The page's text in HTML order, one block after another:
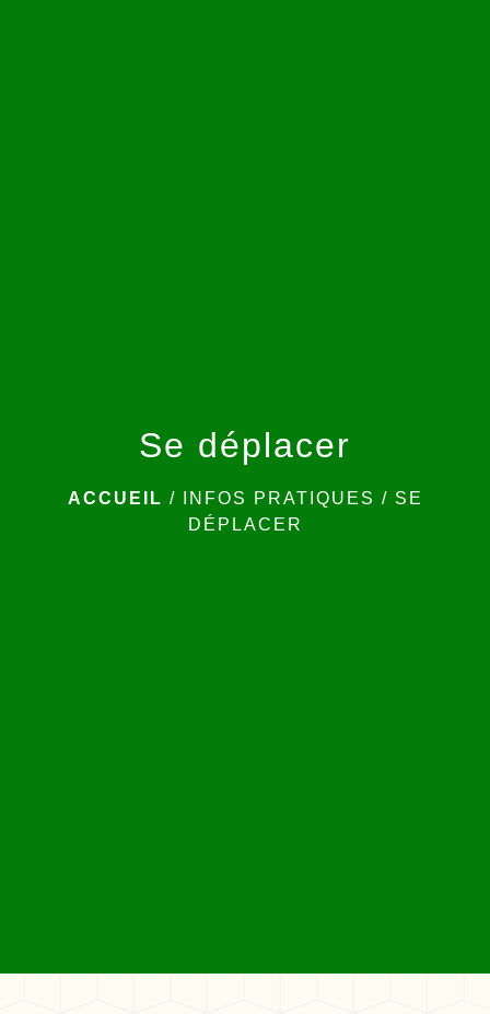
Se déplacer
ACCUEIL / INFOS PRATIQUES / SE
DÉPLACER